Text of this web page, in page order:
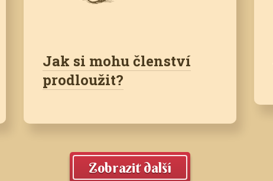
Jak si mohu členství
prodloužit?
Zobrazit další